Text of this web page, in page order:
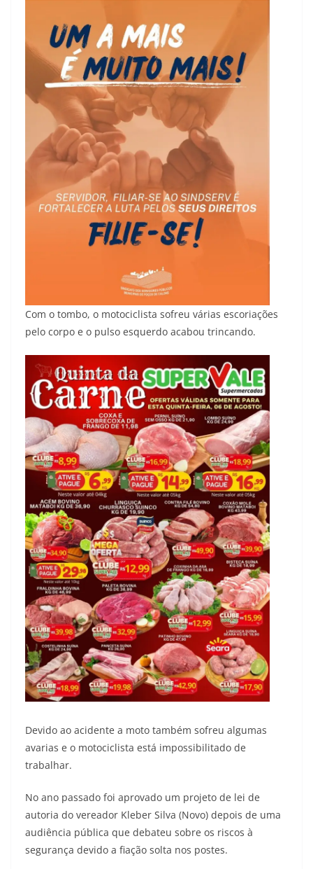
Com o tombo, o motociclista sofreu várias escoriações
pelo corpo e o pulso esquerdo acabou trincando.
Devido ao acidente a moto também sofreu algumas
avarias e o motociclista está impossibilitado de
trabalhar.
No ano passado foi aprovado um projeto de lei de
autoria do vereador Kleber Silva (Novo) depois de uma
audiência pública que debateu sobre os riscos à
segurança devido a fiação solta nos postes.